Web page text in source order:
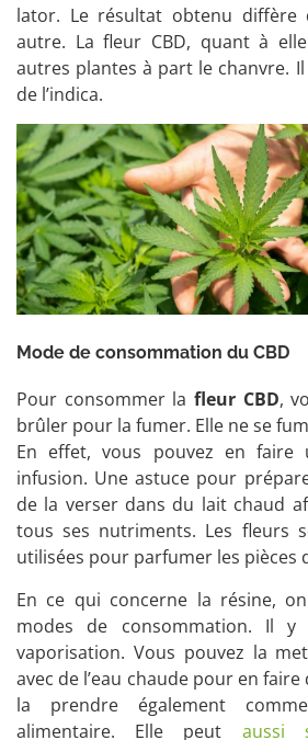
lator. Le résultat obtenu diffère
autre. La fleur CBD, quant à
autres plantes à part le chanvre. Il
de l’indica.
Mode de consommation du CBD
Pour consommer la fleur CBD,
brûler pour la fumer. Elle ne se
En effet, vous pouvez en faire
infusion. Une astuce pour
de la verser dans du lait chaud
tous ses nutriments. Les fleurs
utilisées pour parfumer les pièces
En ce qui concerne la résine,
modes de consommation. Il y
vaporisation. Vous pouvez la
avec de l’eau chaude pour en
la prendre également
alimentaire. Elle peut aussi